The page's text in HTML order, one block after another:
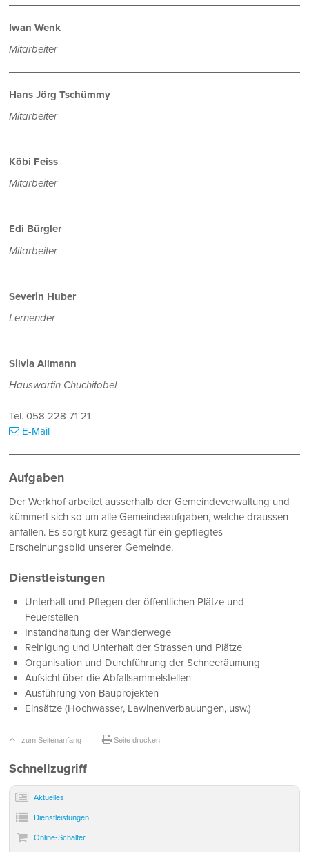
Iwan Wenk
Mitarbeiter
Hans Jörg Tschümmy
Mitarbeiter
Köbi Feiss
Mitarbeiter
Edi Bürgler
Mitarbeiter
Severin Huber
Lernender
Silvia Allmann
Hauswartin Chuchitobel
Tel. 058 228 71 21
E-Mail
Aufgaben
Der Werkhof arbeitet ausserhalb der Gemeindeverwaltung und
kümmert sich so um alle Gemeindeaufgaben, welche draussen
anfallen. Es sorgt kurz gesagt für ein gepflegtes
Erscheinungsbild unserer Gemeinde.
Dienstleistungen
Unterhalt und Pflegen der öffentlichen Plätze und
Feuerstellen
Instandhaltung der Wanderwege
Reinigung und Unterhalt der Strassen und Plätze
Organisation und Durchführung der Schneeräumung
Aufsicht über die Abfallsammelstellen
Ausführung von Bauprojekten
Einsätze (Hochwasser, Lawinenverbauungen, usw.)
zum Seitenanfang Seite drucken
Sidebar
Schnellzugriff
Aktuelles
Dienst­leistungen
Online-Schalter